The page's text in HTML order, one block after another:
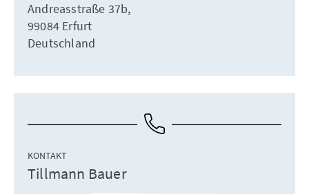
Andreasstraße 37b,
99084 Erfurt
Deutschland
KONTAKT
Tillmann Bauer